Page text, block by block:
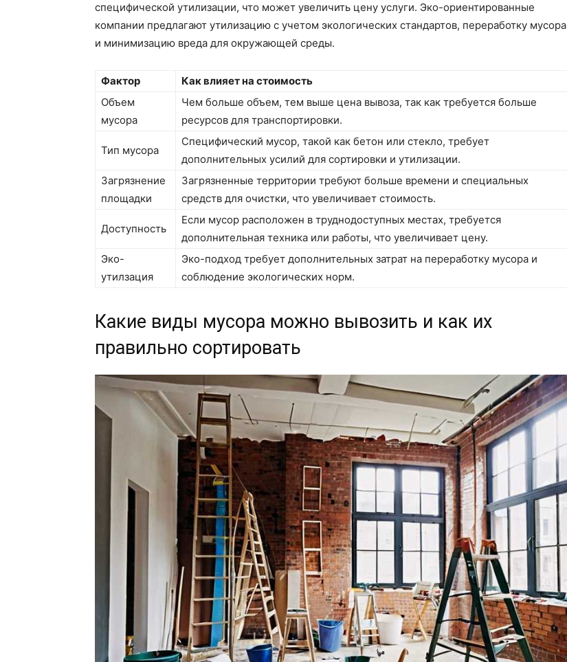
специфической утилизации, что может увеличить цену услуги. Эко-ориентированные
компании предлагают утилизацию с учетом экологических стандартов, переработку мусора
и минимизацию вреда для окружающей среды.
Фактор
Как влияет на стоимость
Объем
мусора
Чем больше объем, тем выше цена вывоза, так как требуется больше
ресурсов для транспортировки.
Тип мусора
Специфический мусор, такой как бетон или стекло, требует
дополнительных усилий для сортировки и утилизации.
Загрязнение
площадки
Загрязненные территории требуют больше времени и специальных
средств для очистки, что увеличивает стоимость.
Доступность
Если мусор расположен в труднодоступных местах, требуется
дополнительная техника или работы, что увеличивает цену.
Эко-
утилзация
Эко-подход требует дополнительных затрат на переработку мусора и
соблюдение экологических норм.
Какие виды мусора можно вывозить и как их
правильно сортировать